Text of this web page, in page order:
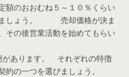
額のおおむね５～１０％くらい
ましょう。 売却価格が決ま
その後営業活動を始めてもらい
があります。 それぞれの特徴
約の一つを選びましょう。